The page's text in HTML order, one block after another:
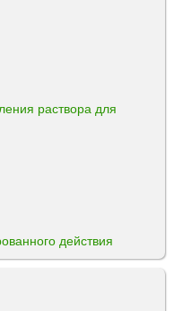
раствора для
действия